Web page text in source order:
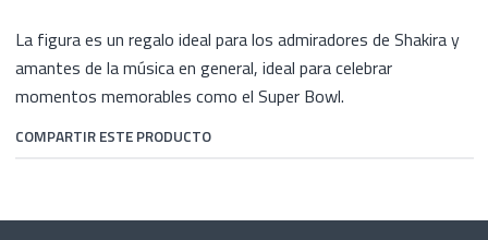
La figura es un regalo ideal para los admiradores de Shakira y
amantes de la música en general, ideal para celebrar
momentos memorables como el Super Bowl.
COMPARTIR ESTE PRODUCTO